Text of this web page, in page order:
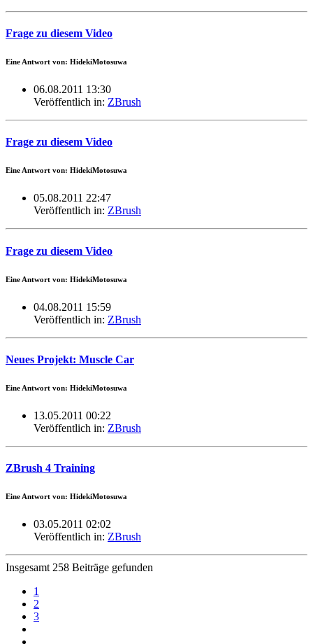
Frage zu diesem Video
Eine Antwort von: HidekiMotosuwa
06.08.2011 13:30
Veröffentlich in: ZBrush
Frage zu diesem Video
Eine Antwort von: HidekiMotosuwa
05.08.2011 22:47
Veröffentlich in: ZBrush
Frage zu diesem Video
Eine Antwort von: HidekiMotosuwa
04.08.2011 15:59
Veröffentlich in: ZBrush
Neues Projekt: Muscle Car
Eine Antwort von: HidekiMotosuwa
13.05.2011 00:22
Veröffentlich in: ZBrush
ZBrush 4 Training
Eine Antwort von: HidekiMotosuwa
03.05.2011 02:02
Veröffentlich in: ZBrush
Insgesamt 258 Beiträge gefunden
1
2
3